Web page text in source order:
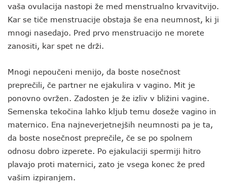
vaša ovulacija nastopi že med menstrualno krvavitvijo.
Kar se tiče menstruacije obstaja še ena neumnost, ki ji
mnogi nasedajo. Pred prvo menstruacijo ne morete
zanositi, kar spet ne drži.
Mnogi nepoučeni menijo, da boste nosečnost
preprečili, če partner ne ejakulira v vagino. Mit je
ponovno ovržen. Zadosten je že izliv v bližini vagine.
Semenska tekočina lahko kljub temu doseže vagino in
maternico. Ena najneverjetnejših neumnosti pa je ta,
da boste nosečnost preprečile, če se po spolnem
odnosu dobro izperete. Po ejakulaciji spermiji hitro
plavajo proti maternici, zato je vsega konec že pred
vašim izpiranjem.